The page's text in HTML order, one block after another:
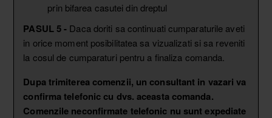
prin bifarea casutei din dreptul
PASUL 5 - Daca doriti sa continuati cumparaturile aveti
in orice moment posibilitatea sa vizualizati si sa reveniti
la cosul de cumparaturi pentru a finaliza comanda.
Dupa trimiterea comenzii, un consultant in vazari va
confirma telefonic cu dvs. aceasta comanda.
Comenzile neconfirmate telefonic nu sunt expediate